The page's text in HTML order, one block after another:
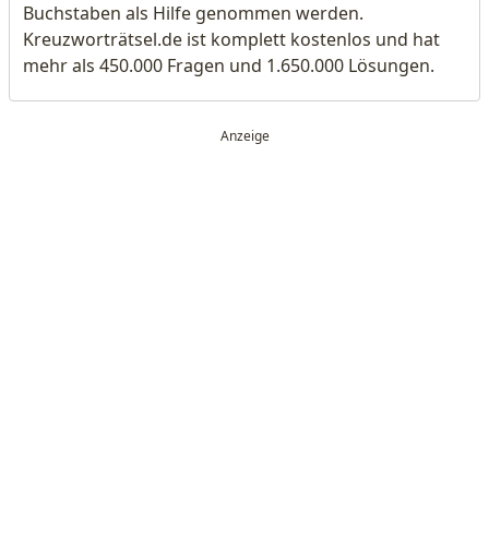
Buchstaben als Hilfe genommen werden.
Kreuzworträtsel.de ist komplett kostenlos und hat
mehr als 450.000 Fragen und 1.650.000 Lösungen.